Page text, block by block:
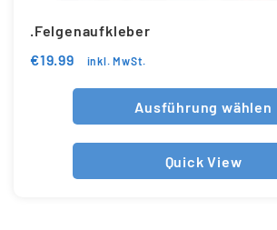
.Felgenaufkleber
€19.99 inkl. MwSt.
Ausführung wählen
Quick View